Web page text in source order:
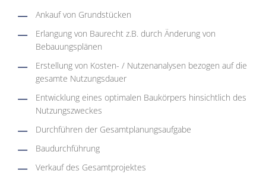
Ankauf von Grundstücken
Erlangung von Baurecht z.B. durch Änderung von
Bebauungsplänen
Erstellung von Kosten- / Nutzenanalysen bezogen auf die
gesamte Nutzungsdauer
Entwicklung eines optimalen Baukörpers hinsichtlich des
Nutzungszweckes
Durchführen der Gesamtplanungsaufgabe
Baudurchführung
Verkauf des Gesamtprojektes